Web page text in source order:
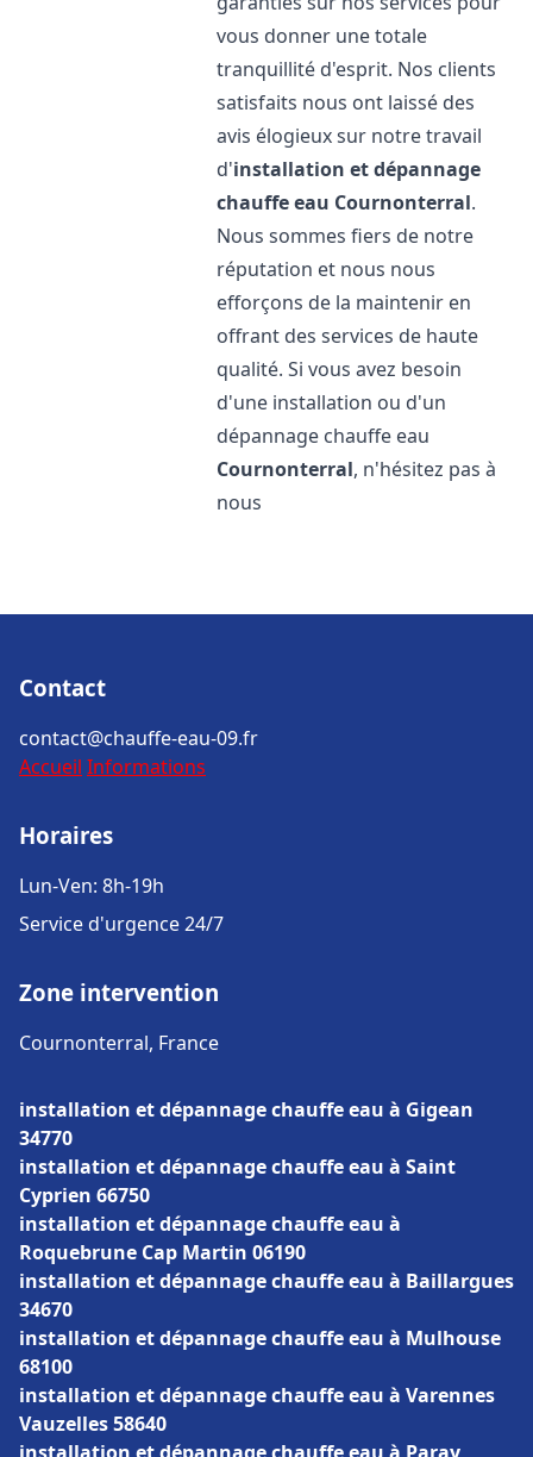
vous donner une totale
tranquillité d'esprit. Nos clients
satisfaits nous ont laissé des
avis élogieux sur notre travail
d'installation et dépannage
chauffe eau Cournonterral.
Nous sommes fiers de notre
réputation et nous nous
efforçons de la maintenir en
offrant des services de haute
qualité. Si vous avez besoin
d'une installation ou d'un
dépannage chauffe eau
Cournonterral, n'hésitez pas à
nous
Contact
contact@chauffe-eau-09.fr
Accueil Informations
Horaires
Lun-Ven: 8h-19h
Service d'urgence 24/7
Zone intervention
Cournonterral, France
installation et dépannage chauffe eau à Gigean
34770
installation et dépannage chauffe eau à Saint
Cyprien 66750
installation et dépannage chauffe eau à
Roquebrune Cap Martin 06190
installation et dépannage chauffe eau à Baillargues
34670
installation et dépannage chauffe eau à Mulhouse
68100
installation et dépannage chauffe eau à Varennes
Vauzelles 58640